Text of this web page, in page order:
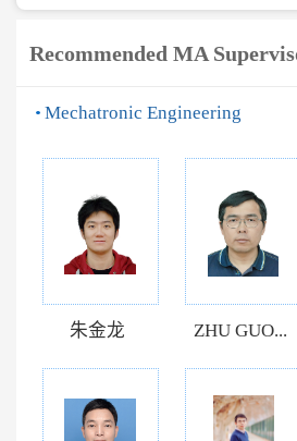
Recommended MA
Mechatronic Engineering
朱金龙 ZHU GUO...